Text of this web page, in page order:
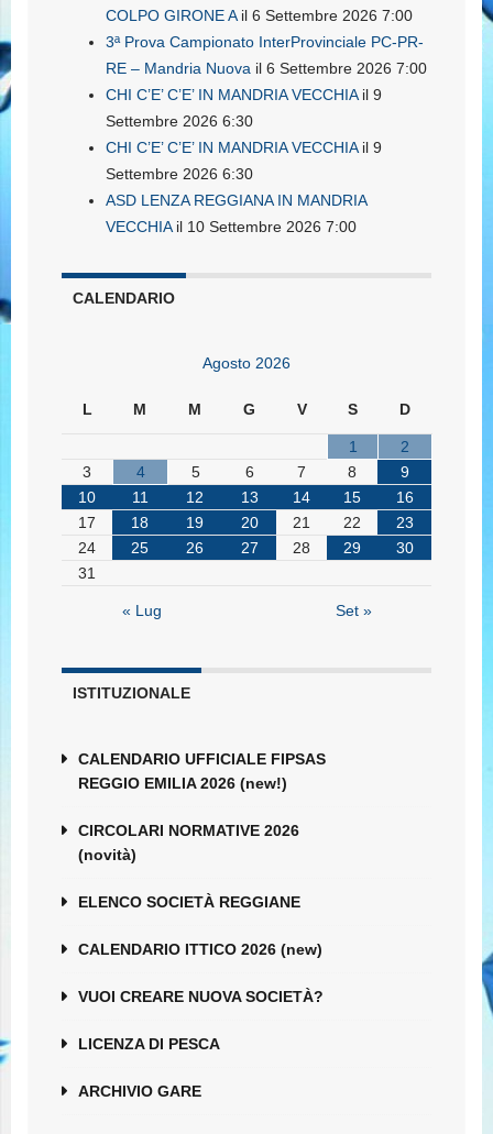
COLPO GIRONE Ail 6 Settembre 2026 7:00
3ª Prova Campionato InterProvinciale PC-PR-
RE – Mandria Nuova il 6 Settembre 2026 7:00
CHI C’E’ C’E’ IN MANDRIA VECCHIAil 9
Settembre 2026 6:30
CHI C’E’ C’E’ IN MANDRIA VECCHIAil 9
Settembre 2026 6:30
ASD LENZA REGGIANA IN MANDRIA
VECCHIAil 10 Settembre 2026 7:00
CALENDARIO
Agosto 2026
L M M G V S D
1
2
3
4 5 6 7 8
9
10
11 12 13 14 15
16
17
18 19 20 21 22
23
24
25 26 27 28 29
30
31
« Lug Set »
ISTITUZIONALE
CALENDARIO UFFICIALE FIPSAS
REGGIO EMILIA 2026 (new!)
CIRCOLARI NORMATIVE 2026
(novità)
ELENCO SOCIETÀ REGGIANE
CALENDARIO ITTICO 2026 (new)
VUOI CREARE NUOVA SOCIETÀ?
LICENZA DI PESCA
ARCHIVIO GARE